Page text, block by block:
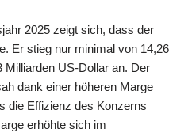
2025 zeigt sich, dass der
Er stieg nur minimal von 14,26
Milliarden US-Dollar an. Der
dank einer höheren Marge
die Effizienz des Konzerns
erhöhte sich im